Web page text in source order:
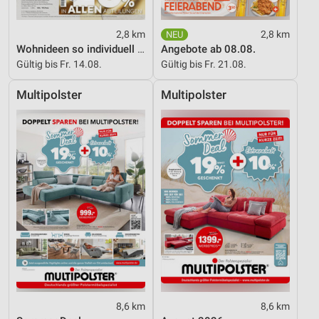
2,8 km
Wohnideen so individuell wie du!
Gültig bis Fr. 14.08.
2,8 km
Angebote ab 08.08.
Gültig bis Fr. 21.08.
Multipolster
8,6 km
Multipolster
8,6 km
Verwendung reduzierter Daten zur Auswahl von
IAB-Besonderheiten:
Geräte anhand von aktiv angeforderten
Informationen identifizieren
Nicht-IAB-Verarbeitungszwecke:
Notwendig
Performance
Funktional
Werbung